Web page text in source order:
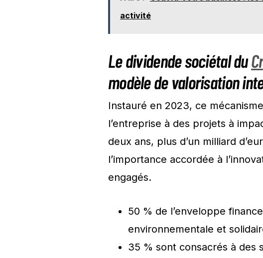
activité
Le dividende sociétal du
modèle de valorisation
Instauré en 2023, ce
l’entreprise à des projets à
deux ans, plus d’un milliard
l’importance accordée à
engagés.
50 % de l’enveloppe
environnementale et
35 % sont consacrés à des